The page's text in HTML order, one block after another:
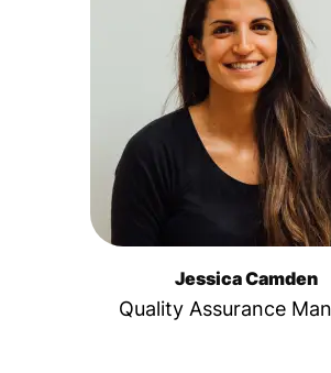
Jessica Camden
Quality Assurance